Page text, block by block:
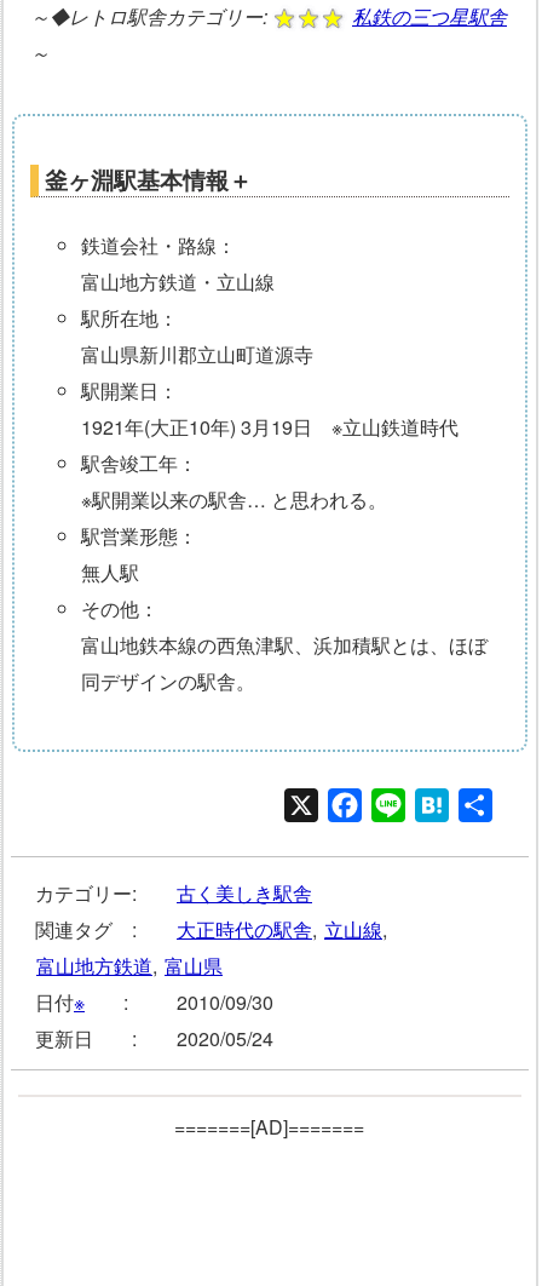
～◆レトロ駅舎カテゴリー:
私鉄の三つ星駅舎
～
釜ヶ淵駅基本情報＋
鉄道会社・路線：
富山地方鉄道・立山線
駅所在地：
富山県新川郡立山町道源寺
駅開業日：
1921年(大正10年) 3月19日 ※立山鉄道時代
駅舎竣工年：
※駅開業以来の駅舎… と思われる。
駅営業形態：
無人駅
その他：
富山地鉄本線の西魚津駅、浜加積駅とは、ほぼ
同デザインの駅舎。
Facebook
Line Hatena
カテゴリー:
古く美しき駅舎
関連タグ :
大正時代の駅舎, 立山線,
富山地方鉄道, 富山県
日付※ :
2010/09/30
更新日 :
2020/05/24
=======[AD]=======